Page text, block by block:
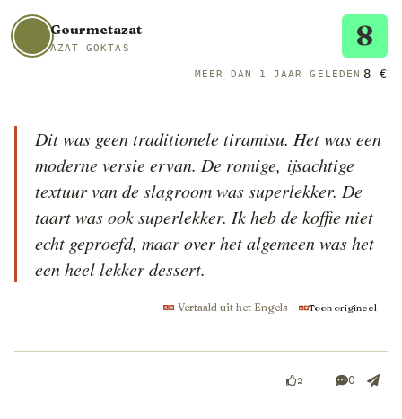
Gourmetazat
AZAT GOKTAS 8
MEER DAN 1 JAAR GELEDEN 8 €
Dit was geen traditionele tiramisu. Het was een
moderne versie ervan. De romige, ijsachtige
textuur van de slagroom was superlekker. De
taart was ook superlekker. Ik heb de koffie niet
echt geproefd, maar over het algemeen was het
een heel lekker dessert.
Vertaald uit het Engels Toon origineel
2 0